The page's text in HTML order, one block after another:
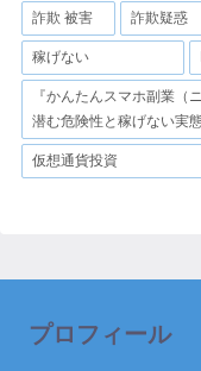
詐欺 被害 詐欺疑惑
稼げない
『かんたんスマホ副業（
潜む危険性と稼げない実
仮想通貨投資
プロフィール